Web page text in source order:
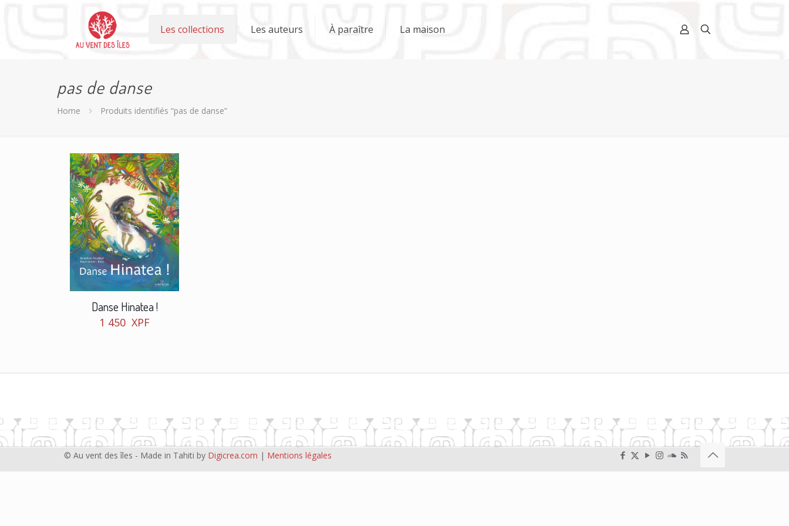
Les collections Les auteurs À paraître La maison
pas de danse
Home Produits identifiés “pas de danse”
Danse Hinatea !
1 450 XPF
© Au vent des îles - Made in Tahiti by Digicrea.com | Mentions légales